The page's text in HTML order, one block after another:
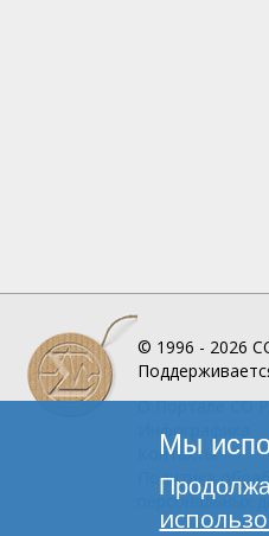
© 1996 - 2026
О ПорталеСО
Инфографика
Контакты
Политика
персональных
Мы